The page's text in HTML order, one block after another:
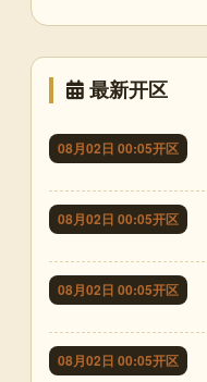
最新开区
08月02日 00:05开区
08月02日 00:05开区
08月02日 00:05开区
08月02日 00:05开区